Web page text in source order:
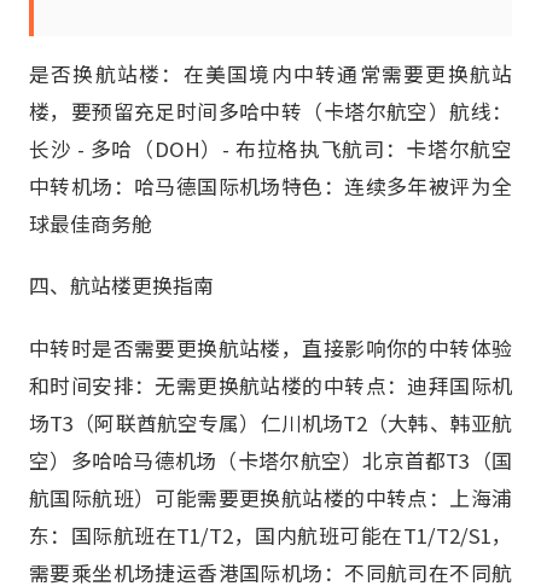
是否换航站楼：在美国境内中转通常需要更换航站
楼，要预留充足时间多哈中转（卡塔尔航空）航线：
长沙 - 多哈（DOH）- 布拉格执飞航司：卡塔尔航空
中转机场：哈马德国际机场特色：连续多年被评为全
球最佳商务舱
四、航站楼更换指南
中转时是否需要更换航站楼，直接影响你的中转体验
和时间安排：无需更换航站楼的中转点：迪拜国际机
场T3（阿联酋航空专属）仁川机场T2（大韩、韩亚航
空）多哈哈马德机场（卡塔尔航空）北京首都T3（国
航国际航班）可能需要更换航站楼的中转点：上海浦
东：国际航班在T1/T2，国内航班可能在T1/T2/S1，
需要乘坐机场捷运香港国际机场：不同航司在不同航